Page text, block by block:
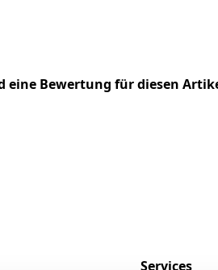
eine Bewertung für diesen
Services